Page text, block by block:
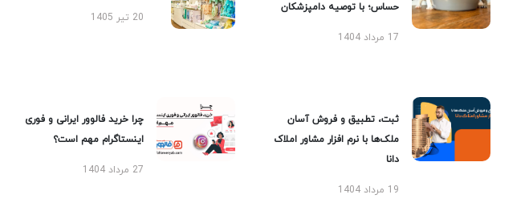
حساس؛ با توصیه دامپزشکان
17 مرداد 1404
20 تیر 1405
ثبت، تطبیق و فروش آسان
ملک‌ها با نرم افزار مشاور املاک
دانا
19 مرداد 1404
چرا خرید فالوور ایرانی و فوری
اینستاگرام مهم است؟
27 مرداد 1404